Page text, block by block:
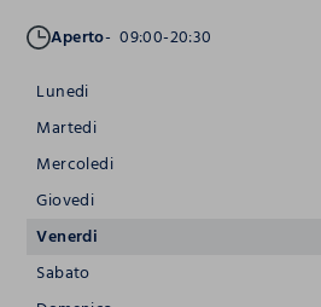
Aperto 09:00-20:30
Lunedi
Martedi
Mercoledi
Giovedi
Venerdi
Sabato